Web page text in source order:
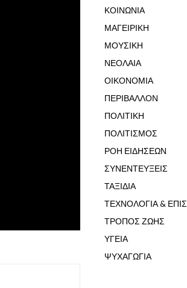
ΚΟΙΝΩΝΙΑ
ΜΑΓΕΙΡΙΚΗ
ΜΟΥΣΙΚΗ
ΝΕΟΛΑΙΑ
ΟΙΚΟΝΟΜΙΑ
ΠΕΡΙΒΑΛΛΟΝ
ΠΟΛΙΤΙΚΗ
ΠΟΛΙΤΙΣΜΟΣ
ΡΟΗ ΕΙΔΗΣΕΩΝ
ΣΥΝΕΝΤΕΥΞΕΙΣ
ΤΑΞΙΔΙΑ
ΤΕΧΝΟΛΟΓΙΑ &
ΤΡΟΠΟΣ ΖΩΗΣ
ΥΓΕΙΑ
ΨΥΧΑΓΩΓΙΑ